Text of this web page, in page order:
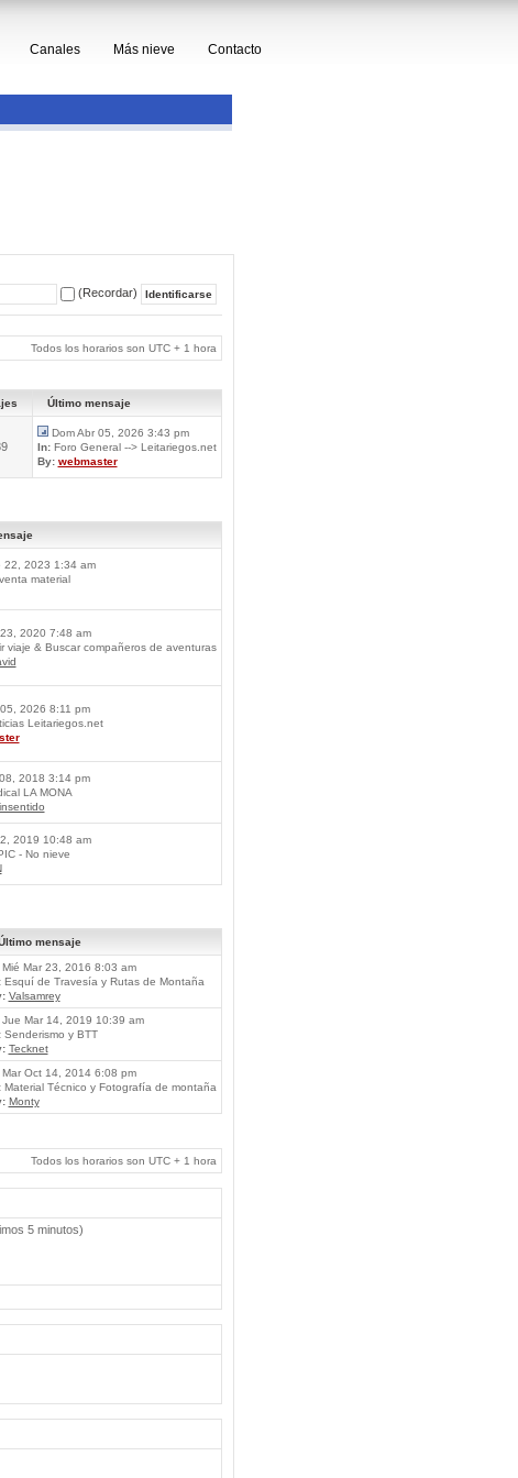
Canales Más nieve Contacto
(Recordar)
Todos los horarios son UTC + 1 hora
Último mensaje
Dom Abr 05, 2026 3:43 pm
In:Foro General --> Leitariegos.net
By: webmaster
22, 2023 1:34 am
material
2020 7:48 am
viaje & Buscar compañeros de aventuras
2026 8:11 pm
Leitariegos.net
2018 3:14 pm
LA MONA
2019 10:48 am
- No nieve
mensaje
Mié Mar 23, 2016 8:03 am
Esquí de Travesía y Rutas de Montaña
Valsamrey
Jue Mar 14, 2019 10:39 am
Senderismo y BTT
Tecknet
Mar Oct 14, 2014 6:08 pm
Material Técnico y Fotografía de montaña
Monty
Todos los horarios son UTC + 1 hora
5 minutos)